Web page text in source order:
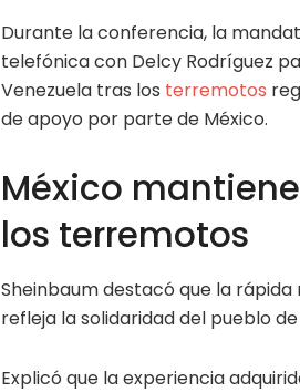
Durante la conferencia, la
telefónica con Delcy Rodríguez
Venezuela tras los terremotos
de apoyo por parte de México.
México
los terremotos
Sheinbaum destacó que la
refleja la solidaridad del pueblo
Explicó que la experiencia